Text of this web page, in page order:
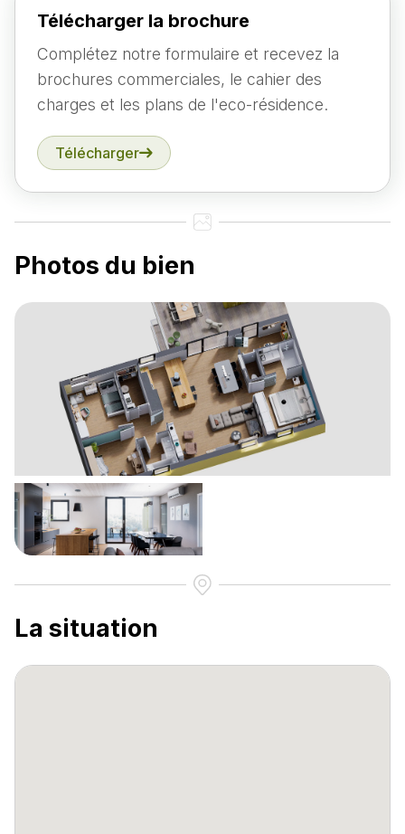
Télécharger la brochure
Complétez notre formulaire et recevez la
brochures commerciales, le cahier des
charges et les plans de l'eco-résidence.
Télécharger
Photos du bien
La situation